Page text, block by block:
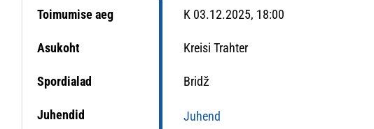
Toimumise aeg K 03.12.2025, 18:00
Asukoht Kreisi Trahter
Spordialad Bridž
Juhendid Juhend